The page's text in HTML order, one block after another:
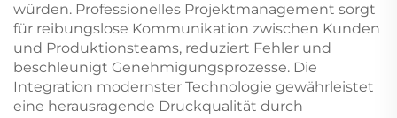
würden. Professionelles Projektmanagement sorgt
für reibungslose Kommunikation zwischen Kunden
und Produktionsteams, reduziert Fehler und
beschleunigt Genehmigungsprozesse. Die
Integration modernster Technologie gewährleistet
eine herausragende Druckqualität durch